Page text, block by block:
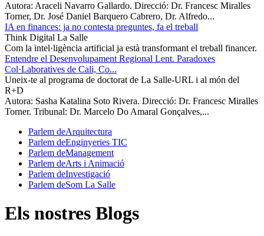
Autora: Araceli Navarro Gallardo. Direcció: Dr. Francesc Miralles
Torner, Dr. José Daniel Barquero Cabrero, Dr. Alfredo...
IA en finances: ja no contesta preguntes, fa el treball
Think Digital La Salle
Com la intel·ligència artificial ja està transformant el treball financer.
Entendre el Desenvolupament Regional Lent. Paradoxes
Col·Laboratives de Cali, Co...
Uneix-te al programa de doctorat de La Salle-URL i al món del
R+D
Autora: Sasha Katalina Soto Rivera. Direcció: Dr. Francesc Miralles
Torner. Tribunal: Dr. Marcelo Do Amaral Gonçalves,...
Parlem deArquitectura
Parlem deEnginyeries TIC
Parlem deManagement
Parlem deArts i Animació
Parlem deInvestigació
Parlem deSom La Salle
Els nostres Blogs